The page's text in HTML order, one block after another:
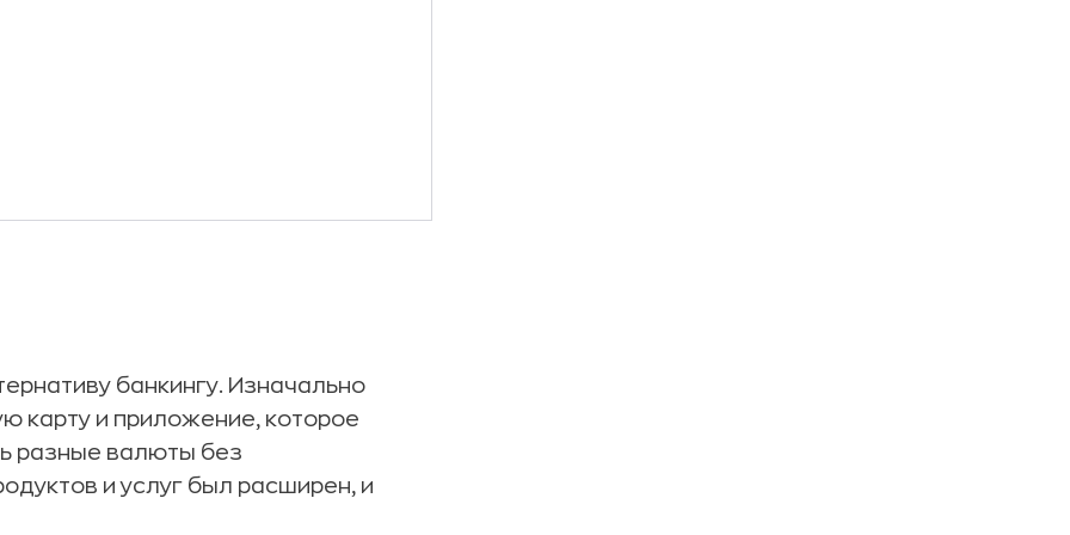
банкингу. Изначально
карту и приложение, которое
разные валюты без
и услуг был расширен, и